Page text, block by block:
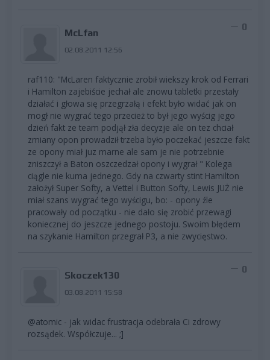
McLfan
02.08.2011 12:56
0
raf110: "McLaren faktycznie zrobił wiekszy krok od Ferrari
i Hamilton zajebiście jechał ale znowu tabletki przestały
działać i głowa się przegrzałą i efekt było widać jak on
mogł nie wygrać tego przecież to był jego wyścig jego
dzień fakt ze team podjął zła decyzje ale on tez chciał
zmiany opon prowadził trzeba było poczekać jeszcze fakt
ze opony miał juz marne ale sam je nie potrzebnie
zniszczył a Baton oszczedzał opony i wygrał " Kolega
ciągle nie kuma jednego. Gdy na czwarty stint Hamilton
założył Super Softy, a Vettel i Button Softy, Lewis JUŻ nie
miał szans wygrać tego wyścigu, bo: - opony źle
pracowały od początku - nie dało się zrobić przewagi
koniecznej do jeszcze jednego postoju. Swoim błędem
na szykanie Hamilton przegrał P3, a nie zwycięstwo.
Skoczek130
03.08.2011 15:58
0
@atomic - jak widac frustracja odebrała Ci zdrowy
rozsądek. Współczuje... ;]